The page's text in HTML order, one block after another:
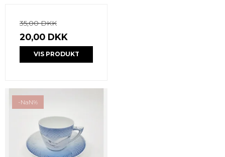
35,00 DKK
20,00 DKK
VIS PRODUKT
-NaN%